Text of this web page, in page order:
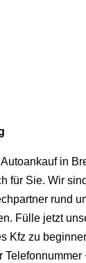
in
für Sie. Wir
rund
Fülle jetzt
Kfz zu